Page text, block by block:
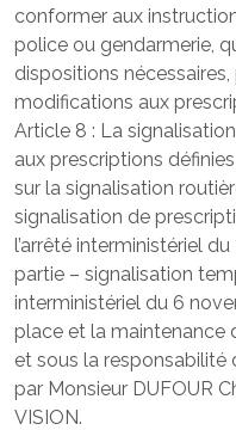
conformer aux
police ou gendarmerie,
dispositions
modifications aux
Article 8 : La
aux prescriptions
sur la signalisation
signalisation de
l’arrêté interministériel
partie – signalisation
interministériel du 6
place et la maintenance
et sous la responsabilité
par Monsieur DUFOUR
VISION.